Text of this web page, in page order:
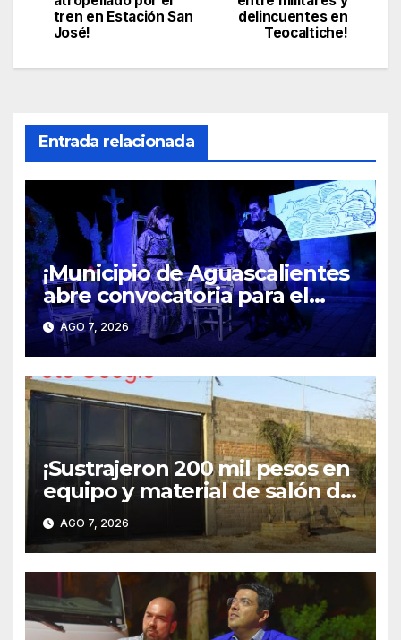
entradas
delincuentes en
Teocaltiche!
tren en Estación San
José!
Entrada relacionada
¡Municipio de Aguascalientes
abre convocatoria para el
espectáculo “Mitos y
Leyendas 2026”!
AGO 7, 2026
¡Sustrajeron 200 mil pesos en
equipo y material de salón de
fiestas en Pintores
Mexicanos!
AGO 7, 2026